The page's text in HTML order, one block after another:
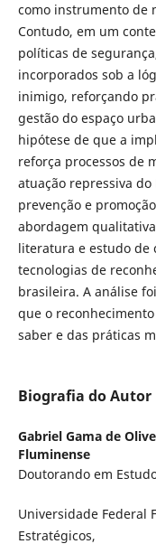
como instrumento de
Contudo, em um
políticas de
incorporados sob a
inimigo, reforçando
gestão do espaço
hipótese de que a
reforça processos de
atuação repressiva
prevenção e
abordagem
literatura e estudo de
tecnologias de
brasileira. A análise
que o
saber e das práticas
Biografia do Autor
Gabriel Gama de
Fluminense
Doutorando em
Universidade Federal
Estratégicos,